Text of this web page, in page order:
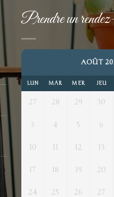
Prendre un
AOÛT
LUN MAR MER JEU
27 28 29 30
3 4 5 6
10 11 12 13
17 18 19 20
24 25 26 27